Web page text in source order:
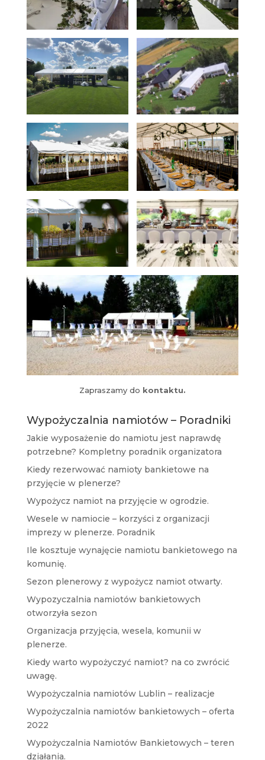
Zapraszamy do kontaktu.
Wypożyczalnia namiotów – Poradniki
Jakie wyposażenie do namiotu jest naprawdę
potrzebne? Kompletny poradnik organizatora
Kiedy rezerwować namioty bankietowe na
przyjęcie w plenerze?
Wypożycz namiot na przyjęcie w ogrodzie.
Wesele w namiocie – korzyści z organizacji
imprezy w plenerze. Poradnik
Ile kosztuje wynajęcie namiotu bankietowego na
komunię.
Sezon plenerowy z wypożycz namiot otwarty.
Wypozyczalnia namiotów bankietowych
otworzyła sezon
Organizacja przyjęcia, wesela, komunii w
plenerze.
Kiedy warto wypożyczyć namiot? na co zwrócić
uwagę.
Wypożyczalnia namiotów Lublin – realizacje
Wypożyczalnia namiotów bankietowych – oferta
2022
Wypożyczalnia Namiotów Bankietowych – teren
działania.